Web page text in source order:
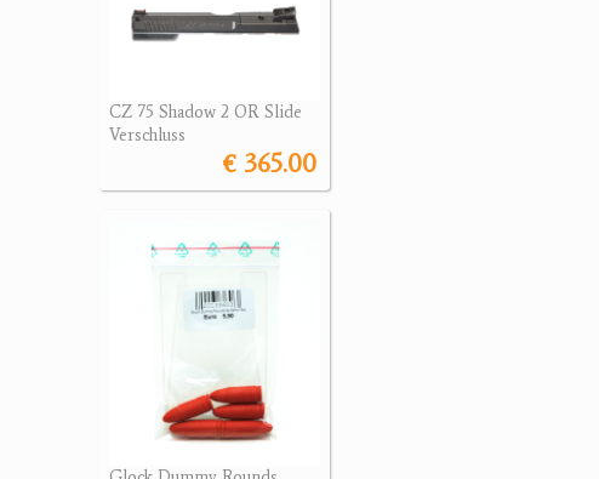
CZ 75 Shadow 2 OR Slide
Verschluss
€ 365.00